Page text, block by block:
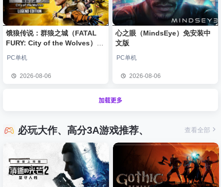
饿狼传说：群狼之城（FATAL
FURY: City of the Wolves）免
PC单机
2026-08-06
心之眼（MindsEye）免安装中
文版
PC单机
2026-08-06
加载更多
必玩大作、高分3A游戏推荐、 查看全部